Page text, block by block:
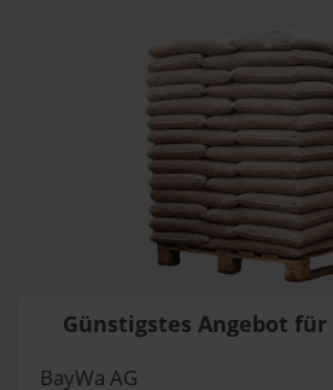
Günstigstes Angebot für
BayWa AG